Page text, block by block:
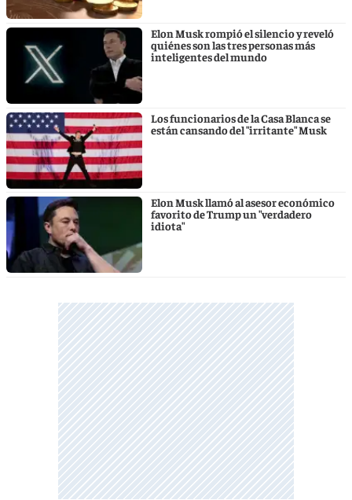
Elon Musk rompió el silencio y reveló
quiénes son las tres personas más
inteligentes del mundo
Los funcionarios de la Casa Blanca se
están cansando del "irritante" Musk
Elon Musk llamó al asesor económico
favorito de Trump un "verdadero
idiota"